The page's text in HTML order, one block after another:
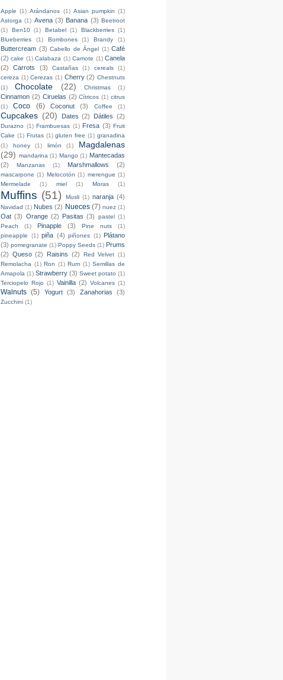
Apple (1) Arándanos (1) Asian pumpkin (1)
Astorga (1) Avena (3) Banana (3) Beetroot
(1)
Ben10 (1) Betabel (1) Blackberries (1)
Blueberries
(1) Bombones (1) Brandy (1)
Buttercream (3) Cabello de Ángel (1) Café
(2) cake (1) Calabaza (1) Camote (1) Canela
(2)
Carrots (3) Castañas (1) cereals
(1)
cereza (1) Cerezas (1) Cherry (2) Chestnuts
(1)
Chocolate (22) Christmas (1)
Cinnamon (2) Ciruelas (2) Cítricos (1) citrus
(1)
Coco (6) Coconut (3) Coffee (1)
Cupcakes (20) Dates (2) Dátiles (2)
Durazno (1) Frambuesas (1) Fresa (3) Fruit
Cake (1) Frutas (1) gluten free (1) granadina
(1)
honey (1) limón (1)
Magdalenas
(29) mandarina (1) Mango (1) Mantecadas
(2)
Manzanas (1) Marshmallows (2)
mascarpone (1) Melocotón (1) merengue (1)
Mermelade
(1) miel (1) Moras (1)
Muffins (51) Musli (1) naranja (4)
Navidad (1) Nubes (2) Nueces (7) nuez (1)
Oat (3) Orange (2) Pasitas (3) pastel (1)
Peach
(1) Pinapple (3) Pine nuts
(1)
pineapple
(1) piña (4) piñones (1)
Plátano
(3) pomegranate (1) Poppy Seeds (1) Prums
(2) Queso (2) Raisins (2) Red Velvet (1)
Remolacha (1) Ron (1) Rum (1) Semillas de
Amapola (1) Strawberry (3) Sweet potato (1)
Terciopelo Rojo (1) Vainilla (2) Volcanes (1)
Walnuts (5) Yogurt (3) Zanahorias (3)
Zucchini (1)